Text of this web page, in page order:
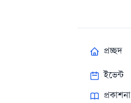
প্রচ্ছদ
ইভেন্ট
প্রকাশনা